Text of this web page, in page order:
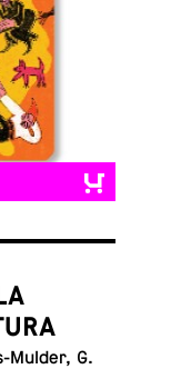
Mul­der, G.